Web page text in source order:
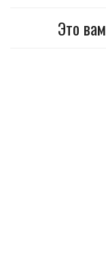
Это